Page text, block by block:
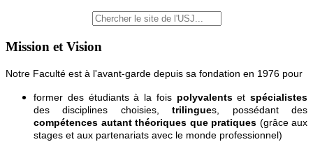
Mission et Vision
Notre Faculté est à l'avant-garde depuis sa fondation en 1976 pour
former des étudiants à la fois polyvalentset spécialistes
des disciplines choisies,trilingues, possédant des
compétences autant théoriques que pratiques (grâce aux
stages et aux partenariats avec le monde professionnel)